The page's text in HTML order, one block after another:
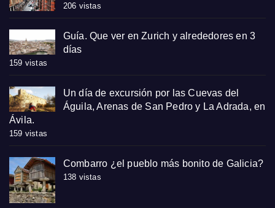
206 vistas
Guía. Que ver en Zurich y alrededores en 3
días
159 vistas
Un día de excursión por las Cuevas del
Águila, Arenas de San Pedro y La Adrada, en
Ávila.
159 vistas
Combarro ¿el pueblo más bonito de Galicia?
138 vistas